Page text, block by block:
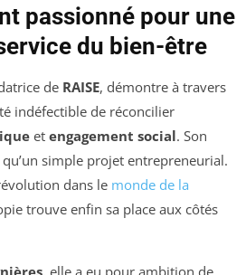
passionné pour une
du bien-être
de RAISE, démontre à travers
indéfectible de réconcilier
et engagement social. Son
simple projet entrepreneurial.
dans le monde de la
trouve enfin sa place aux côtés
, elle a eu pour ambition de